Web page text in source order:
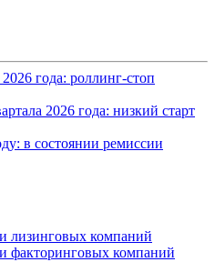
года: роллинг-стоп
2026 года: низкий старт
в состоянии ремиссии
лизинговых компаний
факторинговых компаний